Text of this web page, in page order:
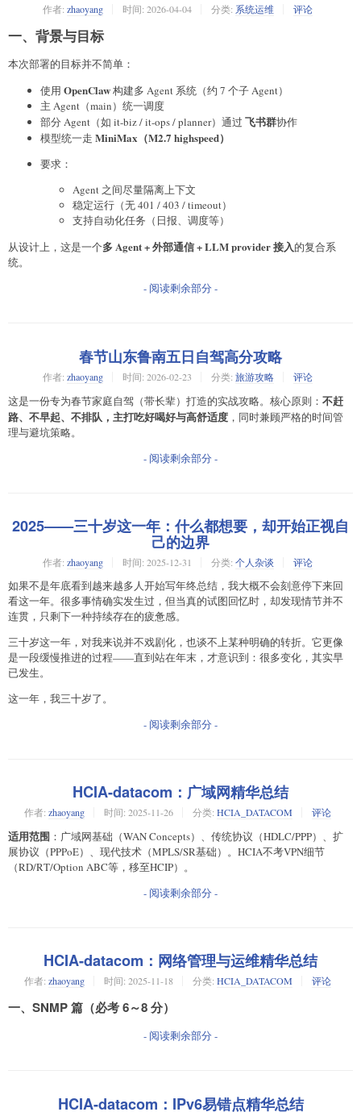
作者: zhaoyang 时间: 2026-04-04 分类: 系统运维 评论
一、背景与目标
本次部署的目标并不简单：
使用 OpenClaw构建多 Agent 系统（约 7 个子 Agent）
主 Agent（main）统一调度
部分 Agent（如 it-biz / it-ops / planner）通过 飞书群协作
模型统一走 MiniMax（M2.7 highspeed）
要求：
Agent 之间尽量隔离上下文
稳定运行（无 401 / 403 / timeout）
支持自动化任务（日报、调度等）
从设计上，这是一个多 Agent + 外部通信 + LLM provider 接入的复合系
统。
- 阅读剩余部分 -
春节山东鲁南五日自驾高分攻略
作者: zhaoyang 时间: 2026-02-23 分类: 旅游攻略 评论
这是一份专为春节家庭自驾（带长辈）打造的实战攻略。核心原则： 不赶
路、不早起、不排队，主打吃好喝好与高舒适度 ，同时兼顾严格的时间管
理与避坑策略。
- 阅读剩余部分 -
2025——三十岁这一年：什么都想要，却开始正视自
己的边界
作者: zhaoyang 时间: 2025-12-31 分类: 个人杂谈 评论
如果不是年底看到越来越多人开始写年终总结，我大概不会刻意停下来回
看这一年。很多事情确实发生过，但当真的试图回忆时，却发现情节并不
连贯，只剩下一种持续存在的疲惫感。
三十岁这一年，对我来说并不戏剧化，也谈不上某种明确的转折。它更像
是一段缓慢推进的过程——直到站在年末，才意识到：很多变化，其实早
已发生。
这一年，我三十岁了。
- 阅读剩余部分 -
HCIA-datacom：广域网精华总结
作者: zhaoyang 时间: 2025-11-26 分类: HCIA_DATACOM 评论
适用范围 ：广域网基础（WAN Concepts）、传统协议（HDLC/PPP）、扩
展协议（PPPoE）、现代技术（MPLS/SR基础）。HCIA不考VPN细节
（RD/RT/Option ABC等，移至HCIP）。
- 阅读剩余部分 -
HCIA-datacom：网络管理与运维精华总结
作者: zhaoyang 时间: 2025-11-18 分类: HCIA_DATACOM 评论
一、SNMP 篇（必考 6～8 分）
- 阅读剩余部分 -
HCIA-datacom：IPv6易错点精华总结